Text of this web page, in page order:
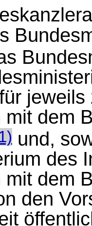
dem
und,
des
mit dem
den